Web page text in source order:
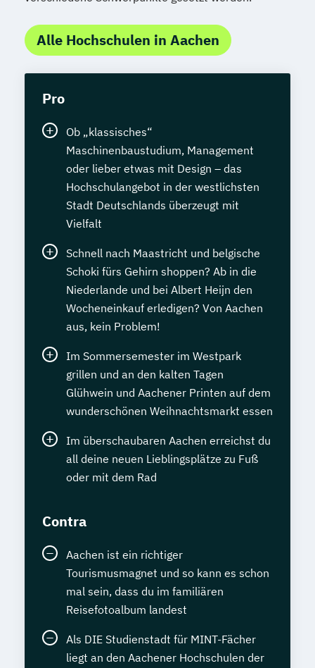
Alle Hochschulen in Aachen
Pro
Ob „klassisches“
Maschinenbaustudium, Management
oder lieber etwas mit Design – das
Hochschulangebot in der westlichsten
Stadt Deutschlands überzeugt mit
Vielfalt
Schnell nach Maastricht und belgische
Schoki fürs Gehirn shoppen? Ab in die
Niederlande und bei Albert Heijn den
Wocheneinkauf erledigen? Von Aachen
aus, kein Problem!
Im Sommersemester im Westpark
grillen und an den kalten Tagen
Glühwein und Aachener Printen auf dem
wunderschönen Weihnachtsmarkt essen
Im überschaubaren Aachen erreichst du
all deine neuen Lieblingsplätze zu Fuß
oder mit dem Rad
Contra
Aachen ist ein richtiger
Tourismusmagnet und so kann es schon
mal sein, dass du im familiären
Reisefotoalbum landest
Als DIE Studienstadt für MINT-Fächer
liegt an den Aachener Hochschulen der